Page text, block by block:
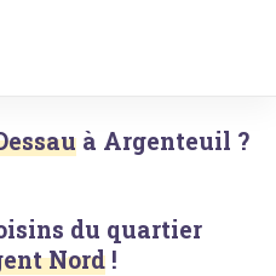
à Argenteuil ?
du quartier
Nord !